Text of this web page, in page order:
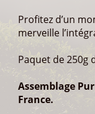
Profitez d’un
merveille
Paquet de 250g
Assemblage
France.